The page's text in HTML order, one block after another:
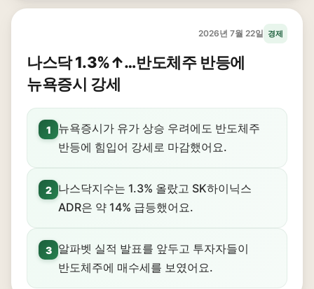
2026년 7월 22일 경제
나스닥 1.3%↑…반도체주 반등에
뉴욕증시 강세
1
뉴욕증시가 유가 상승 우려에도 반도체주
반등에 힘입어 강세로 마감했어요.
2
나스닥지수는 1.3% 올랐고 SK하이닉스
ADR은 약 14% 급등했어요.
3
알파벳 실적 발표를 앞두고 투자자들이
반도체주에 매수세를 보였어요.